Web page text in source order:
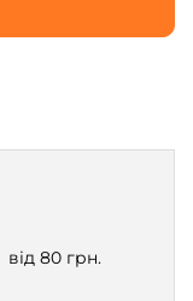
від 80 грн.